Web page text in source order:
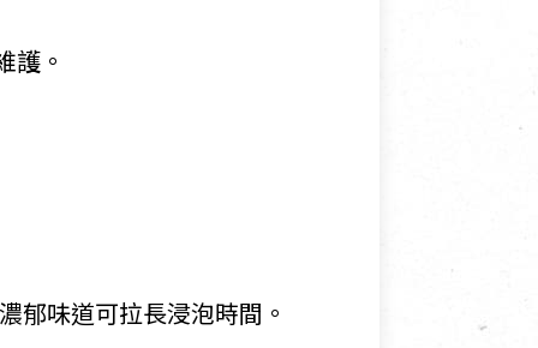
護。
郁味道可拉長浸泡時間。